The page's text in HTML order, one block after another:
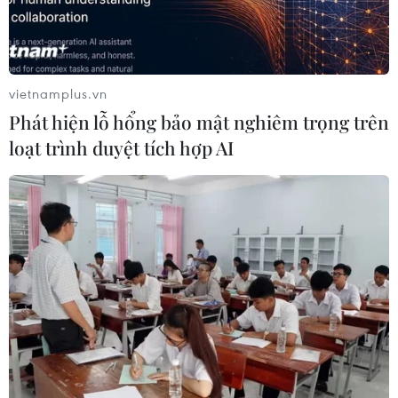
động từ cơ sở
ở Nam Cát Tiên
06/08/2026 09:45
Khởi tố người đi bộ gây tai
nạn chết người trên quốc
lộ ở Quảng Trị
06/08/2026 09:44
Các trường đại học sẽ xét
THTP chuyên Tuyên
Quang không vi phạm quy
chế
06/08/2026 09:44
vietnamplus.vn
Phát hiện lỗ hổng bảo mật nghiêm trọng trên
loạt trình duyệt tích hợp AI